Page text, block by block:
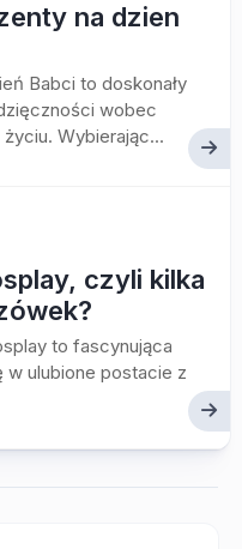
na dzien
Babci to doskonały
wobec
Wybierając...
czyli kilka
to fascynująca
ulubione postacie z